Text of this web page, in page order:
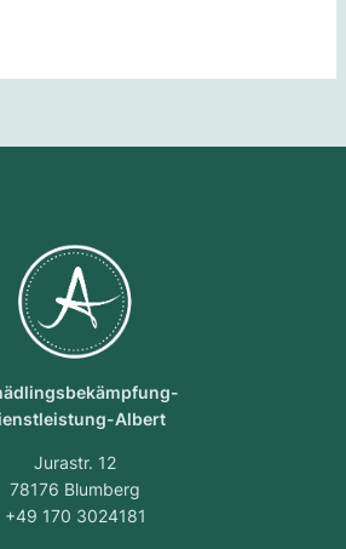
Albert
Jurastr. 12
78176 Blumberg
+49 170 3024181